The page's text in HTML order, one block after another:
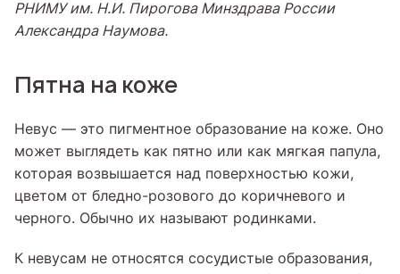
РНИМУ им. Н.И. Пирогова Минздрава России
Александра Наумова.
Пятна на коже
Невус — это пигментное образование на коже. Оно
может выглядеть как пятно или как мягкая папула,
которая возвышается над поверхностью кожи,
цветом от бледно-розового до коричневого и
черного. Обычно их называют родинками.
К невусам не относятся сосудистые образования,